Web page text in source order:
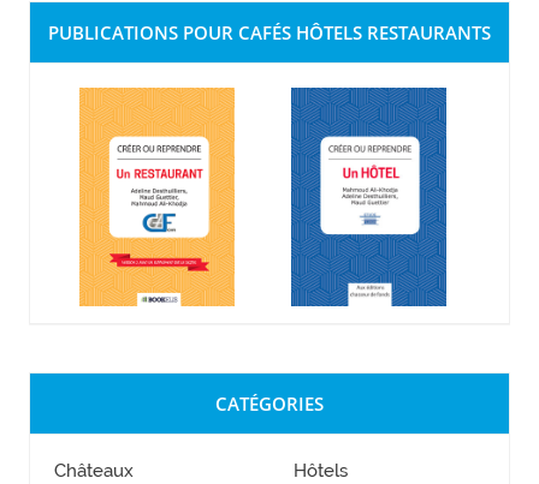
PUBLICATIONS POUR CAFÉS HÔTELS RESTAURANTS
CATÉGORIES
Châteaux
Hôtels